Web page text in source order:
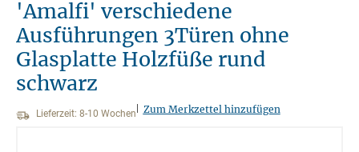
'Amalfi' verschiedene
Ausführungen 3Türen ohne
Glasplatte Holzfüße rund
schwarz
Lieferzeit: 8-10 Wochen Zum Merkzettel hinzufügen